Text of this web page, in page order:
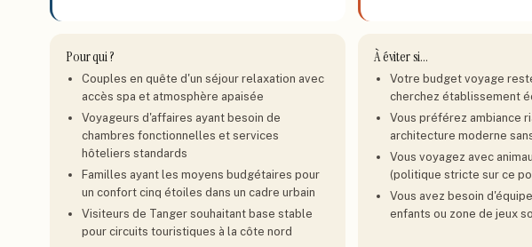
Pour qui ?
Couples en quête d'un séjour relaxation avec
accès spa et atmosphère apaisée
Voyageurs d'affaires ayant besoin de
chambres fonctionnelles et services
hôteliers standards
Familles ayant les moyens budgétaires pour
un confort cinq étoiles dans un cadre urbain
Visiteurs de Tanger souhaitant base stable
pour circuits touristiques à la côte nord
À éviter si…
Votre budget voyage
cherchez établissement
Vous préférez ambiance
architecture moderne
Vous voyagez avec
(politique stricte sur ce
Vous avez besoin
enfants ou zone de jeux